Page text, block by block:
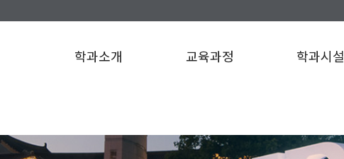
학과소개 교육과정 학과시설